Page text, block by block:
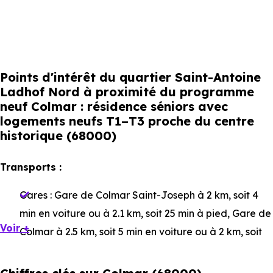
Points d'intérêt du quartier Saint-Antoine
Ladhof Nord à proximité du programme
neuf Colmar : résidence séniors avec
logements neufs T1–T3 proche du centre
historique (68000)
Transports :
Gares : Gare de Colmar Saint-Joseph à 2 km, soit 4
min en voiture ou à 2.1 km, soit 25 min à pied, Gare de
Colmar à 2.5 km, soit 5 min en voiture ou à 2 km, soit
5 min en voiture ou à 3 km, soit 37 min à pied
Voir +